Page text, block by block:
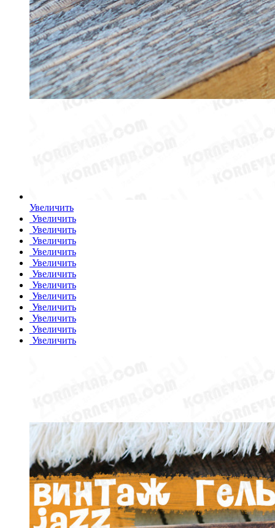
Увеличить
Увеличить
Увеличить
Увеличить
Увеличить
Увеличить
Увеличить
Увеличить
Увеличить
Увеличить
Увеличить
Увеличить
Увеличить